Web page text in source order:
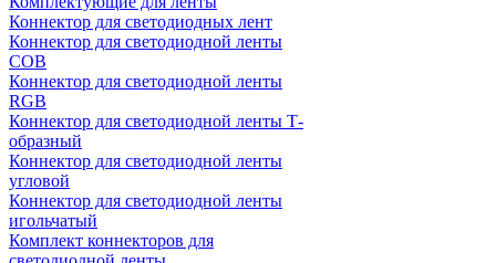
Коннектор для светодиодных лент
Коннектор для светодиодной ленты
COB
Коннектор для светодиодной ленты
RGB
Коннектор для светодиодной ленты Т-
образный
Коннектор для светодиодной ленты
угловой
Коннектор для светодиодной ленты
игольчатый
Комплект коннекторов для